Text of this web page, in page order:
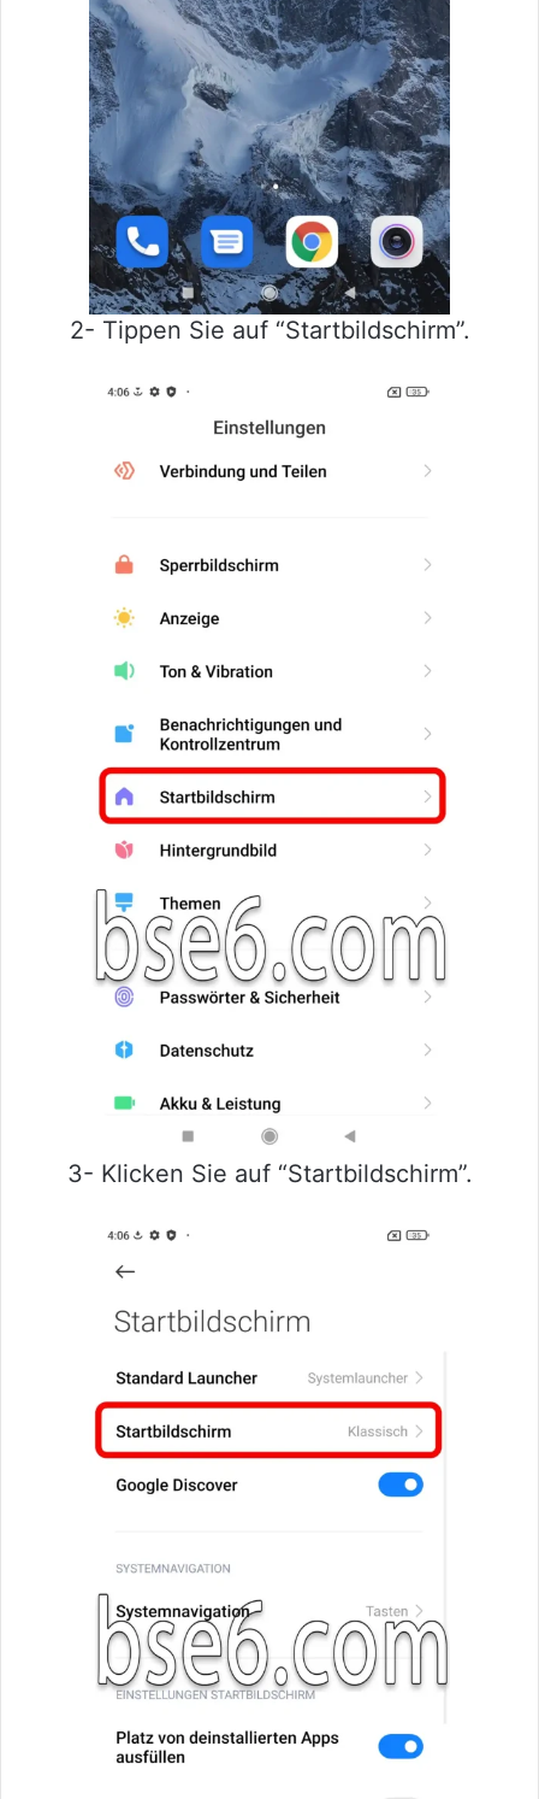
2- Tippen Sie auf “Startbildschirm”.
3- Klicken Sie auf “Startbildschirm”.